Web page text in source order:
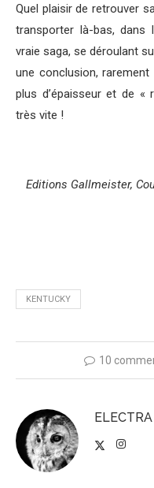
Quel plaisir de retrouver
transporter là-bas,
vraie saga, se déroulant
une conclusion,
plus d’épaisseur et de «
très vite !
Editions Gallmeister,
KENTUCKY
10
ELECTRA